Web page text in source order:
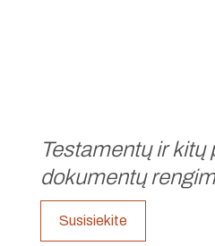
Testamentų ir kitų
dokumentų
Susisiekite